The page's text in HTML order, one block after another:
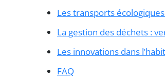
Les transports
La gestion des déchets :
Les innovations dans
FAQ